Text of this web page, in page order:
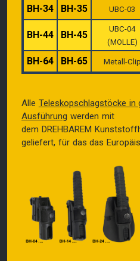
BH-34 BH-35 UBC-03
BH-44 BH-45
UBC-04
(MOLLE)
BH-64 BH-65 Metall-Clip
Alle Teleskopschlagstöcke in
Ausführung werden mit
dem DREHBAREM
geliefert, für das das